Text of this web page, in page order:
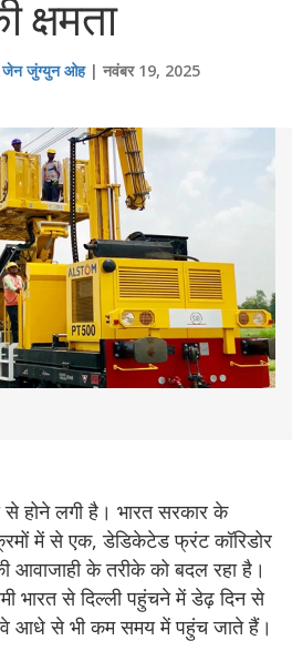
क्षमता
जेन जुंग्युन ओह नवंबर 19, 2025
से होने लगी है। भारत सरकार के
में से एक, डेडिकेटेड फ्रंट कॉरिडोर
आवाजाही के तरीके को बदल रहा है।
भारत से दिल्ली पहुंचने में डेढ़ दिन से
वे आधे से भी कम समय में पहुंच जाते हैं।